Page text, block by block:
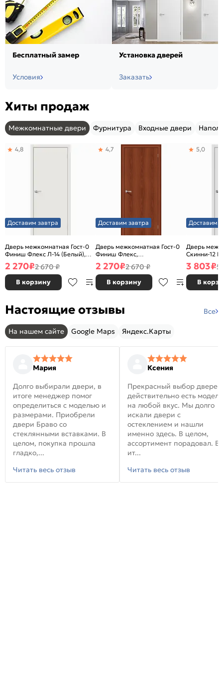
Бесплатный замер
Условия
Установка дверей
Заказать
Хиты продаж
Межкомнатные двери Фурнитура Входные двери
Доставим завтра
Дверь межкомнатная Гост-0
Финиш Флекс Л-14 (Белый),
глухая, каркасно-щитовая
4,8
2 270₽2 670 ₽
В корзину
Доставим завтра
Дверь межкомнатная Гост-0
Финиш Флекс,
Ламинированные Л-11
(ИталОрех), глухая, каркасно-
щитовая
4,7
2 270₽2 670 ₽
В корзину
Доставим
Дверь
Скинни-12
глухая,
5,0
3 803₽5
В
Настоящие отзывы Все
На нашем сайте Google Maps Яндекс.Карты
Мария
Долго выбирали двери, в
итоге менеджер помог
определиться с моделью и
размерами. Приобрели
двери Браво со
стеклянными вставками. В
целом, покупка прошла
гладко,...
Читать весь отзыв
Ксения
Прекрасный выбор
действительно есть модели
на любой вкус. Мы долго
искали двери с
остеклением и нашли
именно здесь. В целом,
ассортимент порадовал. В
ит...
Читать весь отзыв